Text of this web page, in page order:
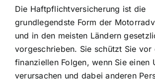
Die Haftpflichtversicherung ist die
grundlegendste Form der
und in den meisten Ländern
vorgeschrieben. Sie schützt Sie vor
finanziellen Folgen, wenn Sie einen
verursachen und dabei anderen